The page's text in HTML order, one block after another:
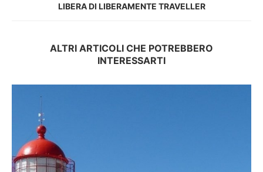
LIBERA DI LIBERAMENTE TRAVELLER
ALTRI ARTICOLI CHE POTREBBERO
INTERESSARTI